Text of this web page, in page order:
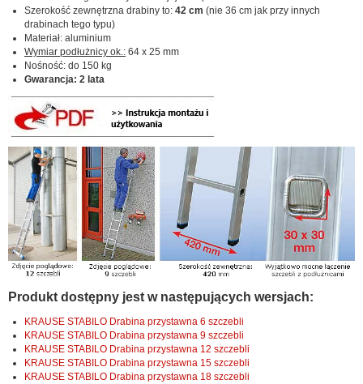
Szerokość zewnętrzna drabiny to: 42 cm (nie 36 cm jak przy innych
drabinach tego typu)
Materiał: aluminium
Wymiar podłużnicy ok.: 64 x 25 mm
Nośność: do 150 kg
Gwarancja: 2 lata
Produkt dostępny jest w następujących wersjach:
KRAUSE STABILO Drabina przystawna 6 szczebli
KRAUSE STABILO Drabina przystawna 9 szczebli
KRAUSE STABILO Drabina przystawna 12 szczebli
KRAUSE STABILO Drabina przystawna 15 szczebli
KRAUSE STABILO Drabina przystawna 18 szczebli